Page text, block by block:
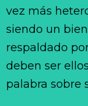
vez más
siendo un
respaldado
deben ser
palabra sobre